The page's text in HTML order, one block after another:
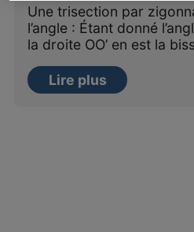
Une trisection par
l’angle : Étant donné
la droite OO’ en est la
Lire plus